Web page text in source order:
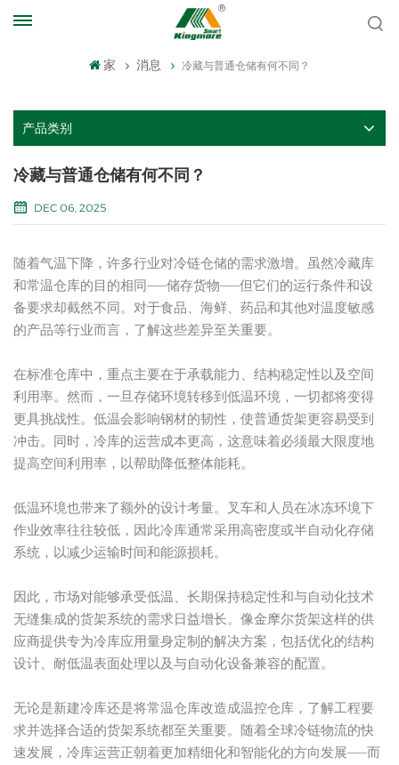
家 消息 冷藏与普通仓储有何不同？
产品类别
冷藏与普通仓储有何不同？
DEC 06, 2025
随着气温下降，许多行业对冷链仓储的需求激增。虽然冷藏库
和常温仓库的目的相同——储存货物——但它们的运行条件和设
备要求却截然不同。对于食品、海鲜、药品和其他对温度敏感
的产品等行业而言，了解这些差异至关重要。
在标准仓库中，重点主要在于承载能力、结构稳定性以及空间
利用率。然而，一旦存储环境转移到低温环境，一切都将变得
更具挑战性。低温会影响钢材的韧性，使普通货架更容易受到
冲击。同时，冷库的运营成本更高，这意味着必须最大限度地
提高空间利用率，以帮助降低整体能耗。
低温环境也带来了额外的设计考量。叉车和人员在冰冻环境下
作业效率往往较低，因此冷库通常采用高密度或半自动化存储
系统，以减少运输时间和能源损耗。
因此，市场对能够承受低温、长期保持稳定性和与自动化技术
无缝集成的货架系统的需求日益增长。像金摩尔货架这样的供
应商提供专为冷库应用量身定制的解决方案，包括优化的结构
设计、耐低温表面处理以及与自动化设备兼容的配置。
无论是新建冷库还是将常温仓库改造成温控仓库，了解工程要
求并选择合适的货架系统都至关重要。随着全球冷链物流的快
速发展，冷库运营正朝着更加精细化和智能化的方向发展——而